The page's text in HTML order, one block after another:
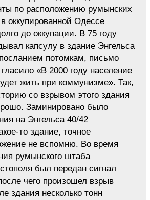
по расположению румынских
оккупированной Одессе
до оккупации. В 75 году
капсулу в здание Энгельса
потомкам, письмо
гласило «В 2000 году население
жить при коммунизме». Так,
со взрывом этого здания
Заминировано было
на Энгельса 40/42
то здание, точное
не вспомню. Во время
румынского штаба
был передан сигнал
чего произошел взрыв
здания несколько тонн